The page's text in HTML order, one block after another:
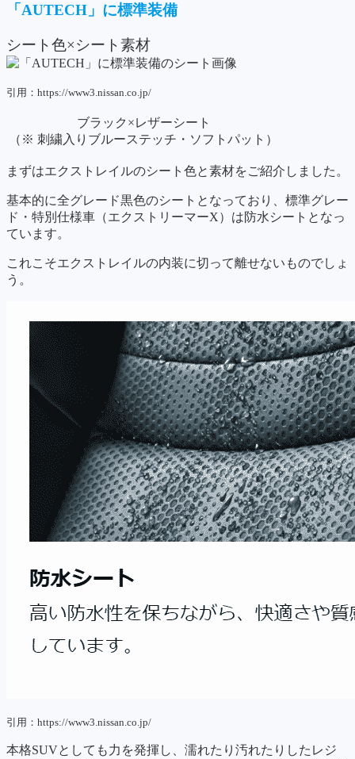
「AUTECH」に標準装備
シート色×シート素材
引用：https://www3.nissan.co.jp/
ブラック×レザーシート
（※ 刺繍入りブルーステッチ・ソフトパット）
まずはエクストレイルのシート色と素材をご紹介しました。
基本的に全グレード黒色のシートとなっており、標準グレー
ド・特別仕様車（エクストリーマーX）は防水シートとなっ
ています。
これこそエクストレイルの内装に切って離せないものでしょ
う。
引用：https://www3.nissan.co.jp/
本格SUVとしても力を発揮し、濡れたり汚れたりしたレジ